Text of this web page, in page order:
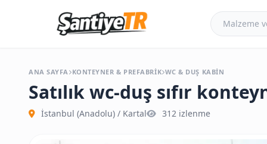
ANA SAYFA KONTEYNER & PREFABRIK WC & DUŞ KABIN
Satılık wc-duş sıfır
İstanbul (Anadolu) / Kartal 312 izlenme